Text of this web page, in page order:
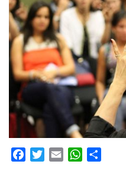
FacebookTwitterEmail WhatsApp